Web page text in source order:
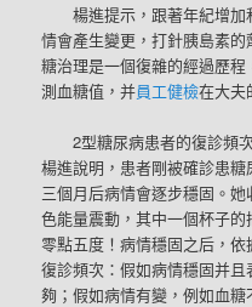
楊進提示，跟著年紀增加
情會產生變更，打針胰島素
糖治理是一個復雜的經過歷程
測血糖值，并員工健檢在大夫
2型糖尿病患者的復診頻
楊進說明，患者剛被確診患
三個月后病情會逐步穩固。
色能量震動，其中一個杯子
零點五度！病情穩固之后，依
復診頻次：假如病情穩固并
夠；假如病情有變，例如血糖